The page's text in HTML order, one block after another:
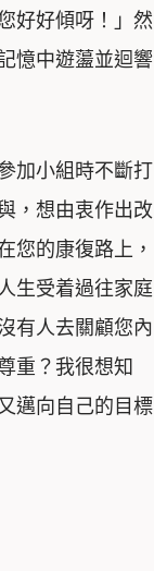
好好傾呀！」然
憶中遊蘯並迴響
加小組時不斷打
，想由衷作出改
您的康復路上，
生受着過往家庭
有人去關顧您內
重？我很想知
邁向自己的目標